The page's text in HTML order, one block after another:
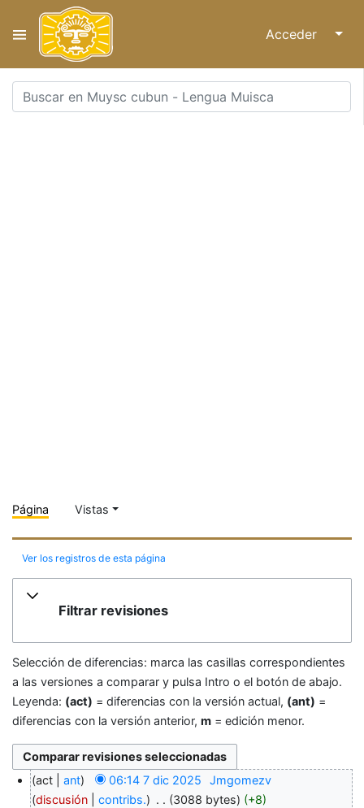
Acceder ↓
Página Vistas
Ver los registros de esta página
Filtrar revisiones
Selección de diferencias: marca las casillas correspondientes
a las versiones a comparar y pulsa Intro o el botón de abajo.
Leyenda: (act) = diferencias con la versión actual, (ant) =
diferencias con la versión anterior, m = edición menor.
act ant 06:14 7 dic 2025
Jmgomezv
discusión
contribs. 3088 bytes
+8